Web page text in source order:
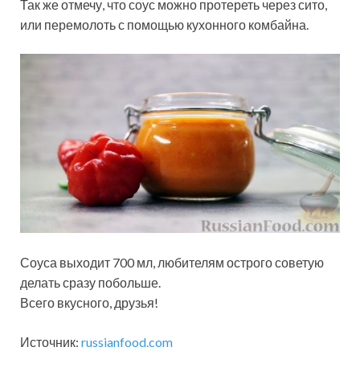
Так же отмечу, что соус можно протереть через сито,
или перемолоть с помощью кухонного комбайна.
Соуса выходит 700 мл, любителям острого советую
делать сразу побольше.
Всего вкусного, друзья!
Источник: russianfood.com